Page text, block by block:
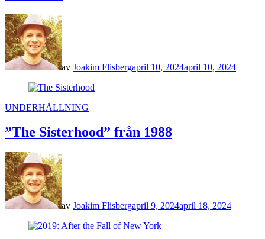
av Joakim Flisbergapril 10, 2024april 10, 2024
POSTED
UNDERHÅLLNING
”The Sisterhood” från 1988
av Joakim Flisbergapril 9, 2024april 18, 2024